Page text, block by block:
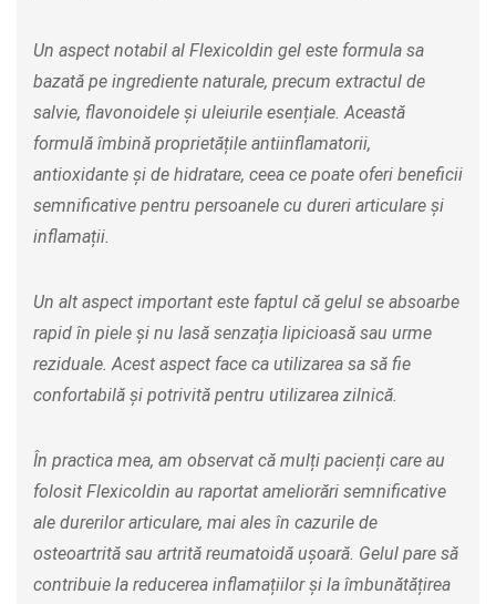
Un aspect notabil al Flexicoldin gel este formula sa
bazată pe ingrediente naturale, precum extractul de
salvie, flavonoidele și uleiurile esențiale. Această
formulă îmbină proprietățile antiinflamatorii,
antioxidante și de hidratare, ceea ce poate oferi beneficii
semnificative pentru persoanele cu dureri articulare și
inflamații.
Un alt aspect important este faptul că gelul se absoarbe
rapid în piele și nu lasă senzația lipicioasă sau urme
reziduale. Acest aspect face ca utilizarea sa să fie
confortabilă și potrivită pentru utilizarea zilnică.
În practica mea, am observat că mulți pacienți care au
folosit Flexicoldin au raportat ameliorări semnificative
ale durerilor articulare, mai ales în cazurile de
osteoartrită sau artrită reumatoidă ușoară. Gelul pare să
contribuie la reducerea inflamațiilor și la îmbunătățirea